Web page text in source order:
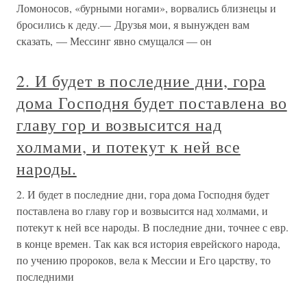
Ломоносов, «бурными ногами», ворвались близнецы и
бросились к деду.— Друзья мои, я вынужден вам
сказать, — Мессинг явно смущался — он
2. И будет в последние дни, гора
дома Господня будет поставлена во
главу гор и возвысится над
холмами, и потекут к ней все
народы.
2. И будет в последние дни, гора дома Господня будет
поставлена во главу гор и возвысится над холмами, и
потекут к ней все народы. В последние дни, точнее с евр.
в конце времен. Так как вся история еврейского народа,
по учению пророков, вела к Мессии и Его царству, то
последними